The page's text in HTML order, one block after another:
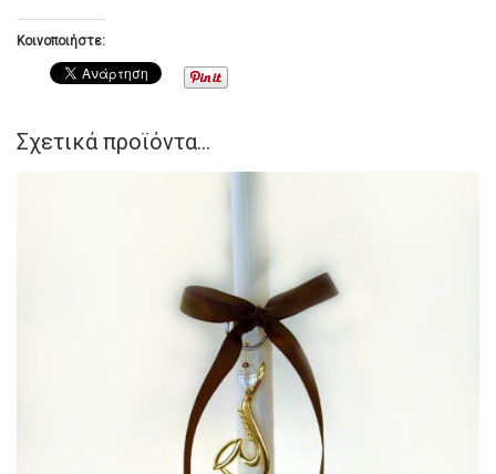
Κοινοποιήστε:
Σχετικά προϊόντα...